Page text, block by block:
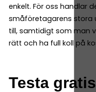
enkelt. För oss handlar
småföretagarens stora
till, samtidigt som man
rätt och ha full koll på
Testa